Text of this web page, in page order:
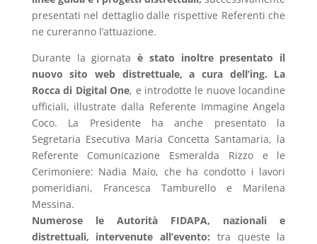
presentati nel dettaglio dalle rispettive Referenti che
ne cureranno l’attuazione.
Durante la giornata è stato inoltre presentato il
nuovo sito web distrettuale, a cura dell’ing. La
Rocca di Digital One, e introdotte le nuove locandine
ufficiali, illustrate dalla Referente Immagine Angela
Coco. La Presidente ha anche presentato la
Segretaria Esecutiva Maria Concetta Santamaria, la
Referente Comunicazione Esmeralda Rizzo e le
Cerimoniere: Nadia Maio, che ha condotto i lavori
pomeridiani, Francesca Tamburello e Marilena
Messina.
Numerose le Autorità FIDAPA, nazionali e
distrettuali, intervenute all’evento: tra queste la